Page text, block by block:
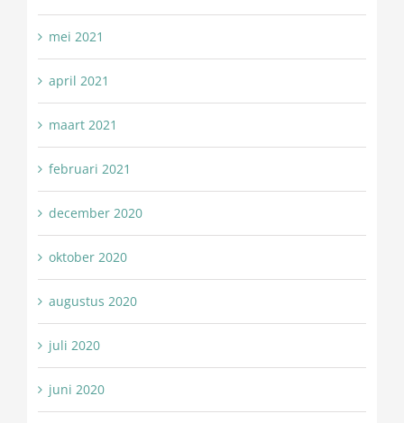
mei 2021
april 2021
maart 2021
februari 2021
december 2020
oktober 2020
augustus 2020
juli 2020
juni 2020